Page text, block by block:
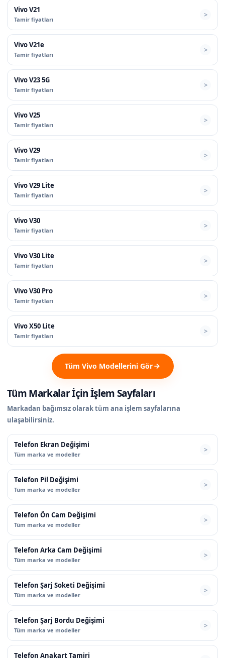
Vivo V21
Tamir fiyatları
Vivo V21e
Tamir fiyatları
Vivo V23 5G
Tamir fiyatları
Vivo V25
Tamir fiyatları
Vivo V29
Tamir fiyatları
Vivo V29 Lite
Tamir fiyatları
Vivo V30
Tamir fiyatları
Vivo V30 Lite
Tamir fiyatları
Vivo V30 Pro
Tamir fiyatları
Vivo X50 Lite
Tamir fiyatları
Tüm Vivo Modellerini Gör
Tüm Markalar İçin İşlem Sayfaları
Markadan bağımsız olarak tüm ana işlem sayfalarına
ulaşabilirsiniz.
Telefon Ekran Değişimi
Tüm marka ve modeller
Telefon Pil Değişimi
Tüm marka ve modeller
Telefon Ön Cam Değişimi
Tüm marka ve modeller
Telefon Arka Cam Değişimi
Tüm marka ve modeller
Telefon Şarj Soketi Değişimi
Tüm marka ve modeller
Telefon Şarj Bordu Değişimi
Tüm marka ve modeller
Telefon Anakart Tamiri